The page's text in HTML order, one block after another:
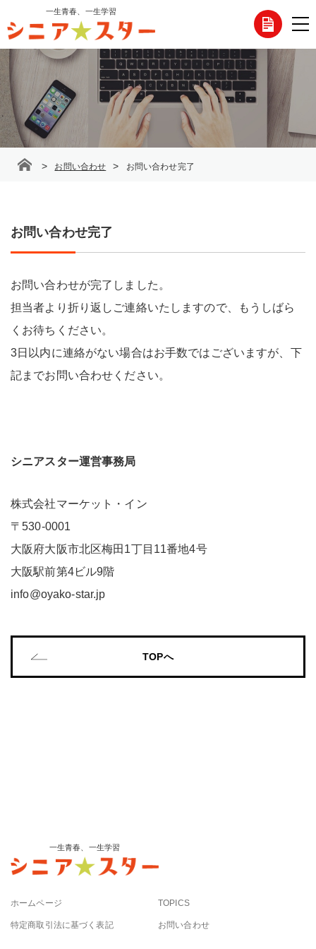
テ
ン
ツ
へ
ス
キ
ッ
プ
一生青春、一生学習
各
種
お
問
い
> お問い合わせ > お問い合わせ完了
お問い合わせ完了
お問い合わせが完了しました。
担当者より折り返しご連絡いたしますので、もうしばら
くお待ちください。
3日以内に連絡がない場合はお手数ではございますが、下
記までお問い合わせください。
シニアスター運営事務局
株式会社マーケット・イン
〒530-0001
大阪府大阪市北区梅田1丁目11番地4号
大阪駅前第4ビル9階
info@oyako-star.jp
TOPへ
一生青春、一生学習
ホームページ
特定商取引法に基づく表記
TOPICS
お問い合わせ